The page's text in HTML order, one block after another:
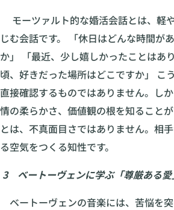
モーツァルト的な婚活会話とは、軽
じむ会話です。 「休日はどんな時間が
か」 「最近、少し嬉しかったことはあ
頃、好きだった場所はどこですか」 こ
直接確認するものではありません。し
情の柔らかさ、価値観の根を知ること
とは、不真面目さではありません。相
る空気をつくる知性です。
3 ベートーヴェンに学ぶ「尊厳ある愛
ベートーヴェンの音楽には、苦悩を